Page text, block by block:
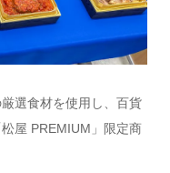
選食材を使用し、百貨
屋 PREMIUM」限定商